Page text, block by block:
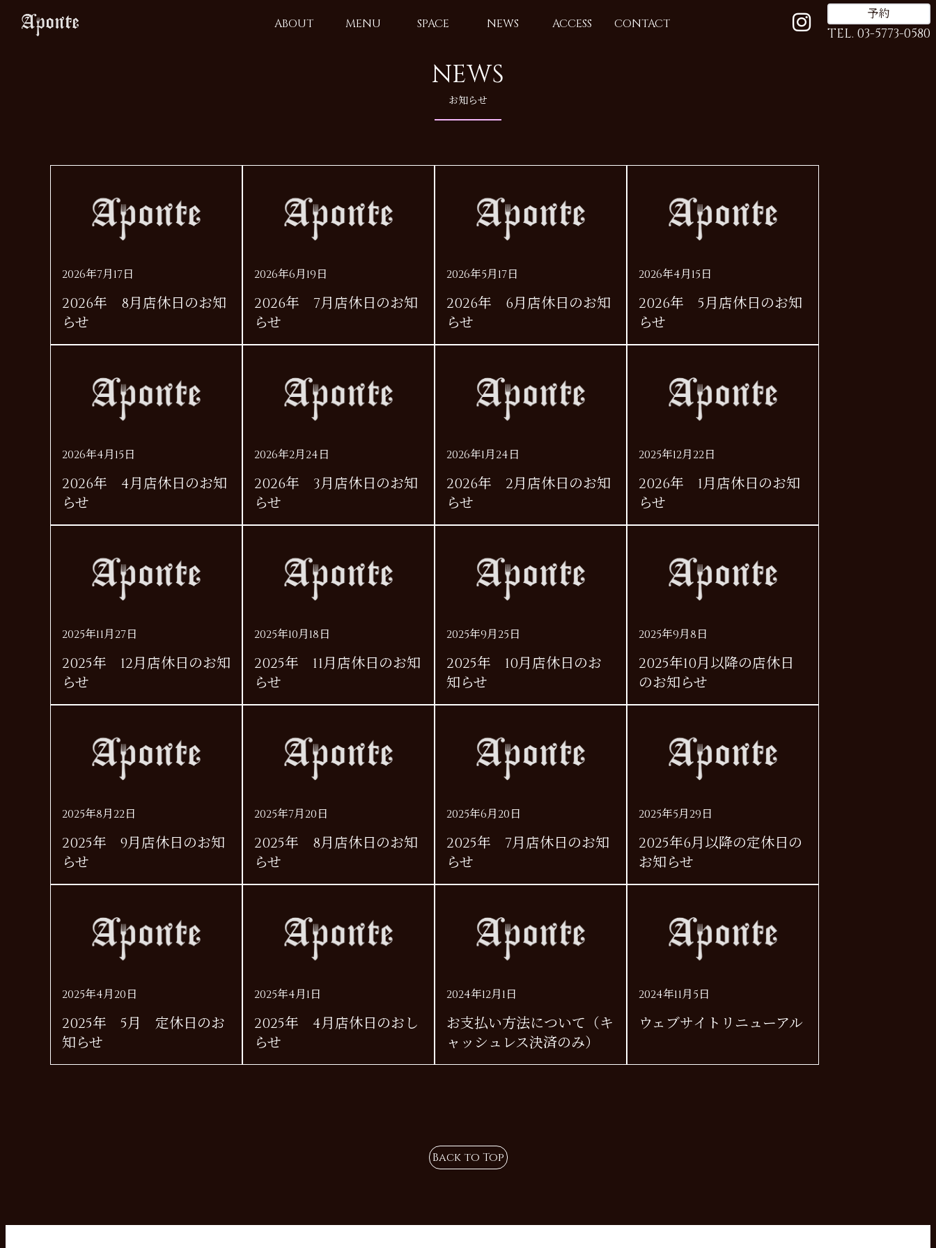
ABOUT MENU SPACE NEWS ACCESS CONTACT
予約
TEL. 03-5773-0580
NEWS
お知らせ
2026年7月17日
2026年 8月店休日のお知
らせ
2026年6月19日
2026年 7月店休日のお知
らせ
2026年5月17日
2026年 6月店休日のお知
らせ
2026年4月15日
2026年 5月店休日のお知
らせ
2026年4月15日
2026年 4月店休日のお知
らせ
2026年2月24日
2026年 3月店休日のお知
らせ
2026年1月24日
2026年 2月店休日のお知
らせ
2025年12月22日
2026年 1月店休日のお知
らせ
2025年11月27日
2025年 12月店休日のお知
らせ
2025年10月18日
2025年 11月店休日のお知
らせ
2025年9月25日
2025年 10月店休日のお
知らせ
2025年9月8日
2025年10月以降の店休日
のお知らせ
2025年8月22日
2025年 9月店休日のお知
らせ
2025年7月20日
2025年 8月店休日のお知
らせ
2025年6月20日
2025年 7月店休日のお知
らせ
2025年5月29日
2025年6月以降の定休日の
お知らせ
2025年4月20日
2025年 5月 定休日のお
知らせ
2025年4月1日
2025年 4月店休日のおし
らせ
2024年12月1日
お支払い方法について（キ
ャッシュレス決済のみ）
2024年11月5日
ウェブサイトリニューアル
Back to Top